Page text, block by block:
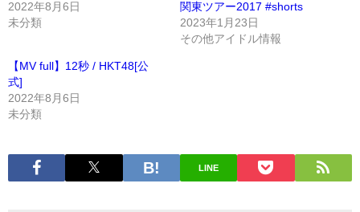
2022年8月6日
未分類
関東ツアー2017 #shorts
2023年1月23日
その他アイドル情報
【MV full】12秒 / HKT48[公
式]
2022年8月6日
未分類
LINE